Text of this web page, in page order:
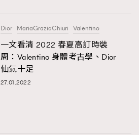
Dior MariaGraziaChiuri Valentino
一文看清 2022 春夏高訂時裝
周：Valentino 身體考古學、Dior
仙氣十足
27.01.2022